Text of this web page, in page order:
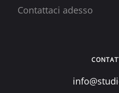
Contattaci adesso